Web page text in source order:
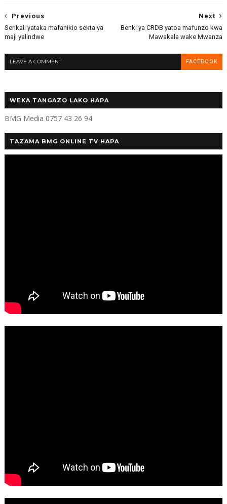
Next
Benki ya CRDB yatoa mafunzo kwa
Mawakala wake Mwanza
Previous
Serikali yataka mafanikio sekta ya
maji yalindwe
LEAVE A COMMENT FACEBOOK
WEKA TANGAZO LAKO HAPA
BMG Media 0757 43 26 94
TAZAMA BMG ONLINE TV HAPA